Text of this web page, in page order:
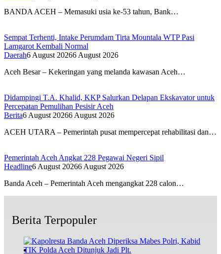
BANDA ACEH – Memasuki usia ke-53 tahun, Bank…
Sempat Terhenti, Intake Perumdam Tirta Mountala WTP Pasi
Lamgarot Kembali Normal
Daerah6 August 20266 August 2026
Aceh Besar – Kekeringan yang melanda kawasan Aceh…
Didampingi T.A. Khalid, KKP Salurkan Delapan Ekskavator untuk
Percepatan Pemulihan Pesisir Aceh
Berita6 August 20266 August 2026
ACEH UTARA – Pemerintah pusat mempercepat rehabilitasi dan…
Pemerintah Aceh Angkat 228 Pegawai Negeri Sipil
Headline6 August 20266 August 2026
Banda Aceh – Pemerintah Aceh mengangkat 228 calon…
Berita Terpopuler